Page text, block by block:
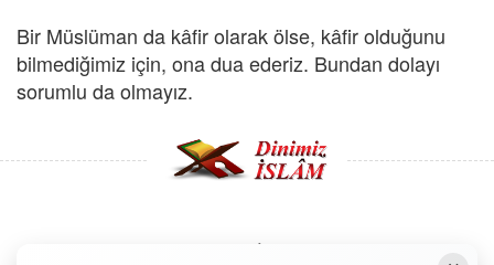
Bir Müslüman da kâfir olarak ölse, kâfir olduğunu
bilmediğimiz için, ona dua ederiz. Bundan dolayı
sorumlu da olmayız.
Copyright © 2008 - Dinimiz İslam. Her Hakkı Saklıdır.